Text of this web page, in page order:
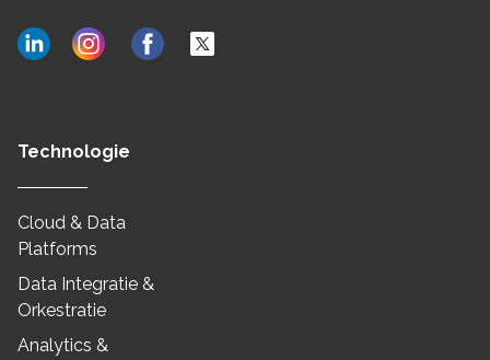
Technologie
Cloud & Data
Platforms
Data Integratie &
Orkestratie
Analytics &